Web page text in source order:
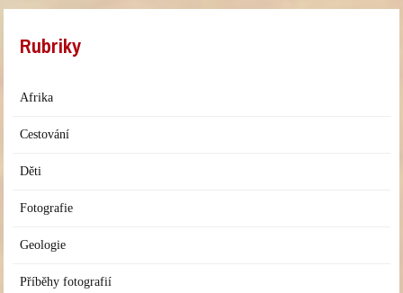
Rubriky
Afrika
Cestování
Děti
Fotografie
Geologie
Příběhy fotografií